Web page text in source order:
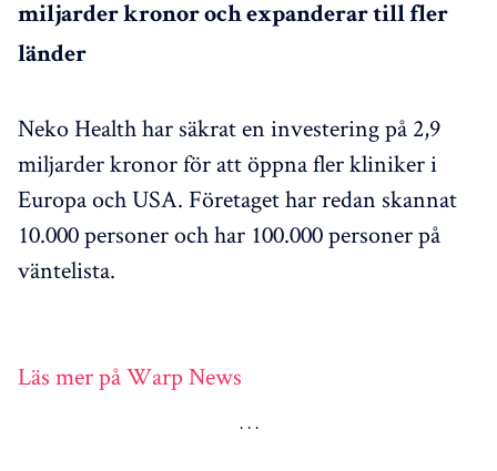
miljarder kronor och expanderar till fler
länder
Neko Health har säkrat en investering på 2,9
miljarder kronor för att öppna fler kliniker i
Europa och USA. Företaget har redan skannat
10.000 personer och har 100.000 personer på
väntelista.
Läs mer på Warp News